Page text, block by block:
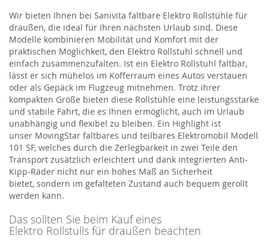
Wir bieten Ihnen bei Sanivita faltbare Elektro Rollstühle für
draußen, die ideal für Ihren nächsten Urlaub sind. Diese
Modelle kombinieren Mobilität und Komfort mit der
praktischen Möglichkeit, den Elektro Rollstuhl schnell und
einfach zusammenzufalten. Ist ein Elektro Rollstuhl faltbar,
lässt er sich mühelos im Kofferraum eines Autos verstauen
oder als Gepäck im Flugzeug mitnehmen. Trotz ihrer
kompakten Größe bieten diese Rollstühle eine leistungsstarke
und stabile Fahrt, die es Ihnen ermöglicht, auch im Urlaub
unabhängig und flexibel zu bleiben. Ein Highlight ist
unser MovingStar faltbares und teilbares Elektromobil Modell
101 SF, welches durch die Zerlegbarkeit in zwei Teile den
Transport zusätzlich erleichtert und dank integrierten Anti-
Kipp-Räder nicht nur ein hohes Maß an Sicherheit
bietet, sondern im gefalteten Zustand auch bequem gerollt
werden kann.
Das sollten Sie beim Kauf eines
Elektro Rollstulls für draußen beachten